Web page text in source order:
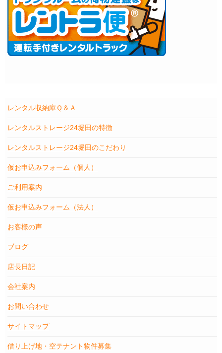
レンタル収納庫Ｑ＆Ａ
レンタルストレージ24堀田の特徴
レンタルストレージ24堀田のこだわり
仮お申込みフォーム（個人）
ご利用案内
仮お申込みフォーム（法人）
お客様の声
ブログ
店長日記
会社案内
お問い合わせ
サイトマップ
借り上げ地・空テナント物件募集